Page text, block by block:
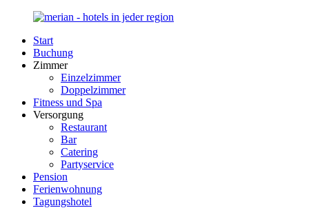
Zurück
Inhalt
Merian-
Hotel.de
Portal
Unterkunft
Deutschland
Start
Buchung
Zimmer
Einzelzimmer
Doppelzimmer
Fitness und Spa
Versorgung
Restaurant
Bar
Catering
Partyservice
Pension
Ferienwohnung
Tagungshotel